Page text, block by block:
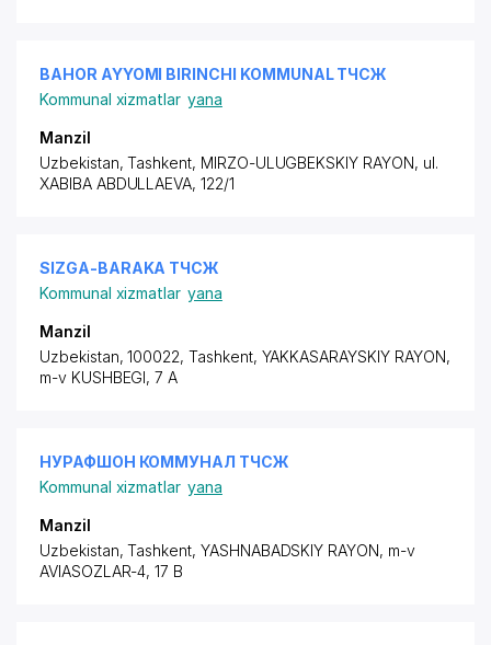
BAHOR AYYOMI BIRINCHI KOMMUNAL ТЧСЖ
Kommunal xizmatlar yana
Manzil
Uzbekistan, Tashkent, MIRZO-ULUGBEKSKIY RAYON, ul.
XABIBA ABDULLAEVA, 122/1
SIZGA-BARAKA ТЧСЖ
Kommunal xizmatlar yana
Manzil
Uzbekistan, 100022, Tashkent, YAKKASARAYSKIY RAYON,
m-v KUSHBEGI, 7 A
НУРАФШОН КОММУНАЛ ТЧСЖ
Kommunal xizmatlar yana
Manzil
Uzbekistan, Tashkent, YASHNABADSKIY RAYON, m-v
AVIASOZLAR-4, 17 B